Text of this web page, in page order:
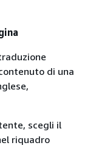
di una
scegli il
riquadro